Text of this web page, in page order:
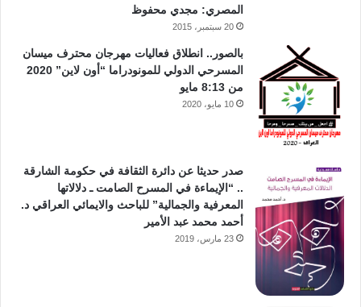
المصري: مجدي محفوظ
20 سبتمبر، 2015
بالصور.. انطلاق فعاليات مهرجان محترف ميسان
المسرحي الدولي للمونودراما “أون لاين” 2020
من 8:13 مايو
10 مايو، 2020
صدر حديثا عن دائرة الثقافة في حكومة الشارقة
.. “الإيماءة في المسرح الصامت ـ دلالاتها
المعرفية والجمالية” للباحث والايمائي العراقي د.
أحمد محمد عبد الأمير
23 مارس، 2019